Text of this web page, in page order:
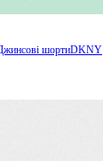
шортиDKNY